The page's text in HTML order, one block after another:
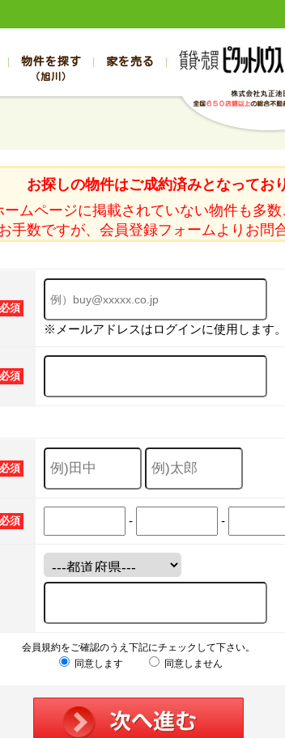
売買
帯広の新築一戸建て
帯広の中古一戸建て
帯広の土地
帯広の中古マンション
帯広の1000万
帯広の2000万～
帯広の3000万
帯広の4000万
物件を探す
（旭川）
売買
旭川の新築一戸建て
旭川の中古一戸建て
旭川の土地
旭川の中古マンション
旭川の1000万
旭川の2000万～
旭川の3000万
旭川の4000万
家を売る
スタッフブログ
売却のお問合せ
お探しの物件はご成約済みとなってお
ームページに掲載されていない物件も多数
手数ですが、会員登録フォームよりお問
必須
※メールアドレスはログインに使用します。
必須
必須
必須 - -
会員規約をご確認のうえ下記にチェックして下さい。
同意します
同意しません